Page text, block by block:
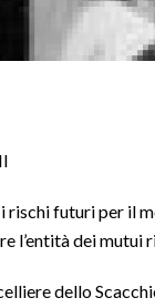
rischi futuri per il
l’entità dei
dello